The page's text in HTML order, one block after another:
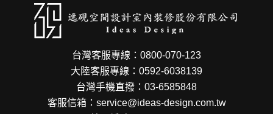
台灣客服專線：0800-070-123
大陸客服專線：0592-6038139
台灣手機直撥：03-6585848
客服信箱：service@ideas-design.com.tw